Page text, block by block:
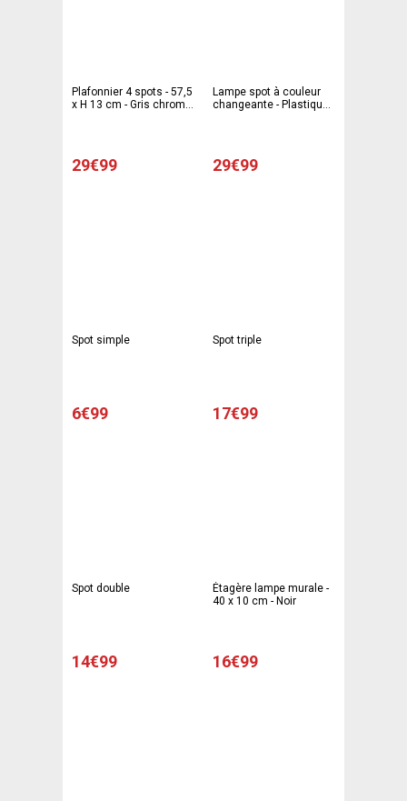
Plafonnier 4 spots - 57,5
x H 13 cm - Gris chromé
29€99
Lampe spot à couleur
changeante - Plastique -
29€99
Spot simple
6€99
Spot triple
17€99
Spot double
14€99
Étagère lampe murale -
40 x 10 cm - Noir
16€99